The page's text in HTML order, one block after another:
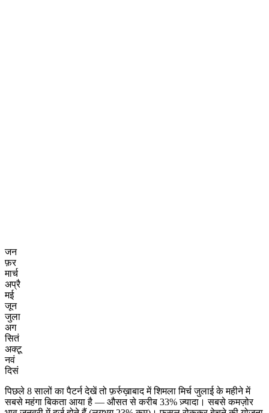
जन
फ़र
मार्च
अप्रै
मई
जून
जुला
अग
सितं
अक्टू
नवं
दिसं
पिछले 8 सालों का पैटर्न देखें तो फ़र्रुख़ाबाद में शिमला मिर्च जुलाई के महीने में
सबसे महंगा बिकता आया है — औसत से करीब 33% ज़्यादा। सबसे कमज़ोर